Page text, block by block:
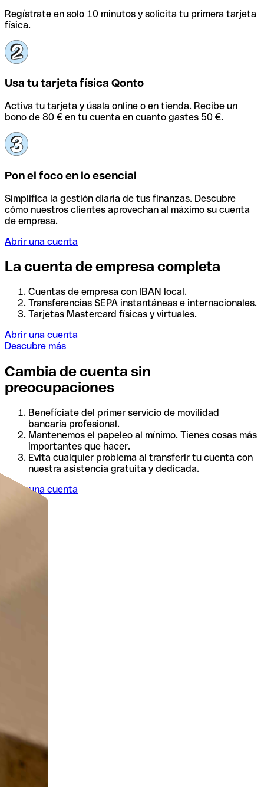
Regístrate en solo 10 minutos y solicita tu primera tarjeta
física.
Usa tu tarjeta física Qonto
Activa tu tarjeta y úsala online o en tienda. Recibe un
bono de 80 € en tu cuenta en cuanto gastes 50 €.
Pon el foco en lo esencial
Simplifica la gestión diaria de tus finanzas. Descubre
cómo nuestros clientes aprovechan al máximo su cuenta
de empresa.
Abrir una cuenta
La cuenta de empresa completa
Cuentas de empresa con IBAN local.
Transferencias SEPA instantáneas e internacionales.
Tarjetas Mastercard físicas y virtuales.
Abrir una cuenta
Descubre más
Cambia de cuenta sin
preocupaciones
Benefíciate del primer servicio de movilidad
bancaria profesional.
Mantenemos el papeleo al mínimo. Tienes cosas más
importantes que hacer.
Evita cualquier problema al transferir tu cuenta con
nuestra asistencia gratuita y dedicada.
Abrir una cuenta